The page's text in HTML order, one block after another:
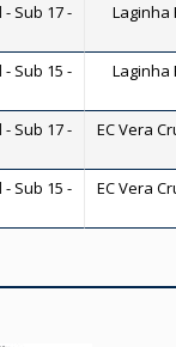
Sub 17 -
Laginha
Sub 15 -
Laginha
Sub 17 -
EC Vera
Sub 15 -
EC Vera